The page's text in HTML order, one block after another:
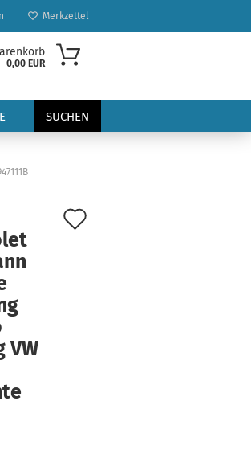
Merkzettel
0,00 EUR
SUCHEN
VW